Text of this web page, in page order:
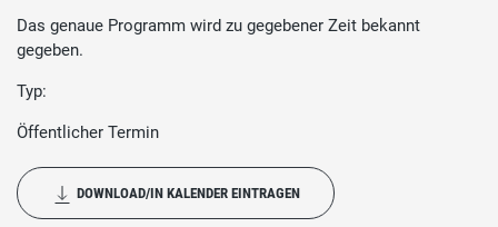
Das genaue Programm wird zu gegebener Zeit bekannt
gegeben.
Typ:
Öffentlicher Termin
DOWNLOAD/IN KALENDER EINTRAGEN